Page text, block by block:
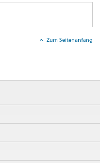
Zum Seitenanfang